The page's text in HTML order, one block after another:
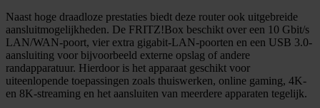
Naast hoge draadloze prestaties biedt deze router ook uitgebreide
aansluitmogelijkheden. De FRITZ!Box beschikt over een 10 Gbit/s
LAN/WAN-poort, vier extra gigabit-LAN-poorten en een USB 3.0-
aansluiting voor bijvoorbeeld externe opslag of andere
randapparatuur. Hierdoor is het apparaat geschikt voor
uiteenlopende toepassingen zoals thuiswerken, online gaming, 4K-
en 8K-streaming en het aansluiten van meerdere apparaten tegelijk.